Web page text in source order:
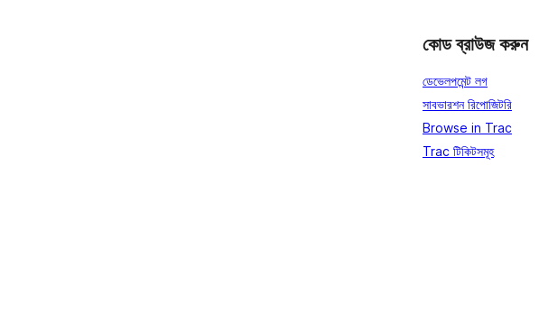
কোড ব্রাউজ করুন
ডেভেলপমেন্ট লগ
সাবভারশন রিপোজিটরি
Browse in Trac
Trac টিকিটসমূহ